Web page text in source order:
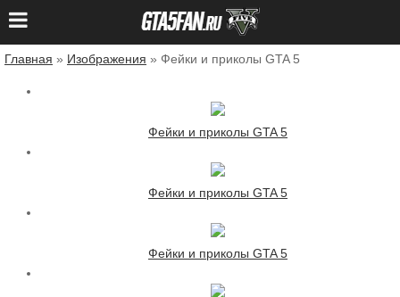
Главная » Изображения » Фейки и приколы GTA 5
Фейки и приколы GTA 5
Фейки и приколы GTA 5
Фейки и приколы GTA 5